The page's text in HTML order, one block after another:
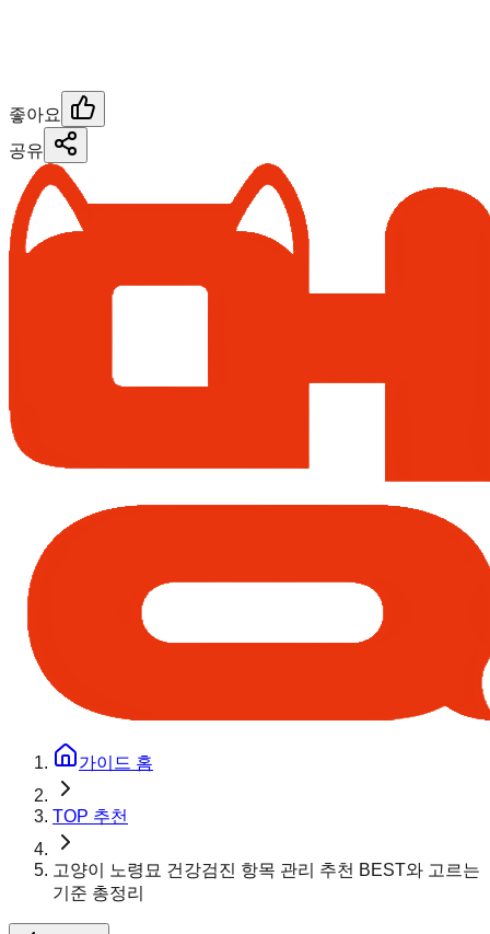
좋아요
공유
가이드 홈
TOP 추천
고양이 노령묘 건강검진 항목 관리 추천 BEST와 고르는
기준 총정리